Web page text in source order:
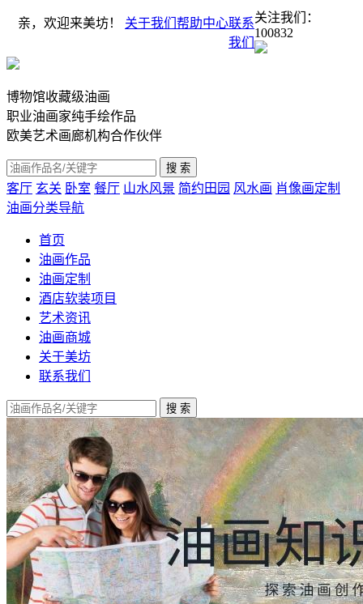
亲，欢迎来美坊！ 关于我们 帮助中心联系
我们
关注我们：
100832
博物馆收藏级油画
职业油画家纯手绘作品
欧美艺术画廊机构合作伙伴
客厅 玄关 卧室 餐厅 山水风景 简约田园 风水画 肖像画定制
油画分类导航
首页
油画作品
油画定制
酒店软装项目
艺术资讯
油画商城
关于美坊
联系我们